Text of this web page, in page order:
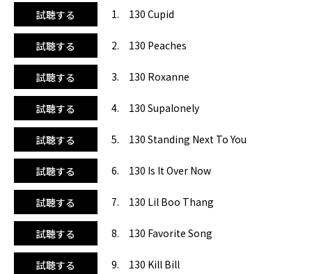
トでウケました。5曲目、BTSのジョングク『スタンディン
グ・ネクスト・トゥ・ユー』はレトロでドラマチックな楽
曲。アッシャーとのコラボMVも話題に。9曲目、シザ『キ
ル・ビル』はメロウな原曲をダンスミュージックにアレン
ジ。10曲目、Z世代に絶大な人気を誇るテイト・マクレー
『グリーディー』はアップテンポでグイグイくるリズムがや
みつきになりそう！12曲目、2019年リリースのブランコ・ブ
ラウン『ザ・ギット・アップ』はカントリーのようなゆるい
リズム。MVの誰でもできそうな易しい振り付けは、コピー
ダンス動画で大流行。13曲目は、2003年生まれのZ世代スー
パースター、オリビア・ロドリゴ『バッド・アイディア・ラ
イト？』。女の子の葛藤を表現したおもしろくキャッチーな
サビがTikTokでも大人気。BPMは130均一。ここ数年のヒッ
トソングで構成されているので、ショート動画の流行に敏感
なメンバーさんや、若い世代のお客様が多いレッスンで盛り
上がること間違いなし！
試聴する 1. 130 Cupid
試聴する 2. 130 Peaches
試聴する 3. 130 Roxanne
試聴する 4. 130 Supalonely
試聴する 5. 130 Standing Next To You
試聴する 6. 130 Is It Over Now
試聴する 7. 130 Lil Boo Thang
試聴する 8. 130 Favorite Song
試聴する 9. 130 Kill Bill